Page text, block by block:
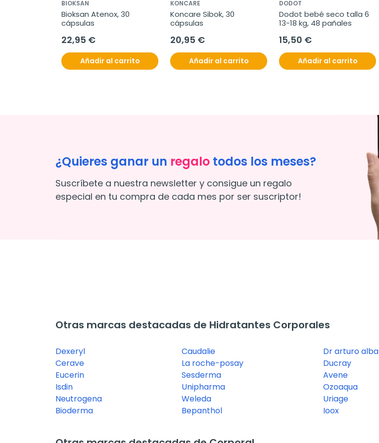
BIOKSAN
Bioksan Atenox, 30
cápsulas
22,95 €
Añadir al carrito
KONCARE
Koncare Sibok, 30
cápsulas
20,95 €
Añadir al carrito
DODOT
Dodot bebé seco talla 6
13-18 kg, 48 pañales
15,50 €
Añadir al carrito
¿Quieres ganar un regalo todos los meses?
Suscríbete a nuestra newsletter y consigue un regalo
especial en tu compra de cada mes por ser suscriptor!
Otras marcas destacadas de Hidratantes Corporales
Dexeryl
Cerave
Eucerin
Isdin
Neutrogena
Bioderma
Caudalie
La roche-posay
Sesderma
Unipharma
Weleda
Bepanthol
Dr arturo alba
Ducray
Avene
Ozoaqua
Uriage
Ioox